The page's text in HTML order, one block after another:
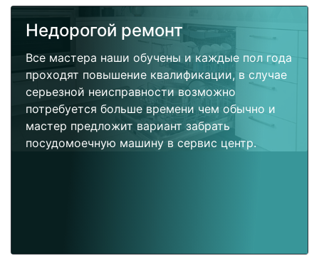
Недорогой ремонт
Все мастера наши обучены и каждые пол года
проходят повышение квалификации, в случае
серьезной неисправности возможно
потребуется больше времени чем обычно и
мастер предложит вариант забрать
посудомоечную машину в сервис центр.